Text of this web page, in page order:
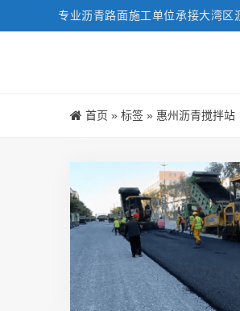
专业沥青路面施工单位承接大湾区
首页 » 标签 » 惠州沥青搅拌站